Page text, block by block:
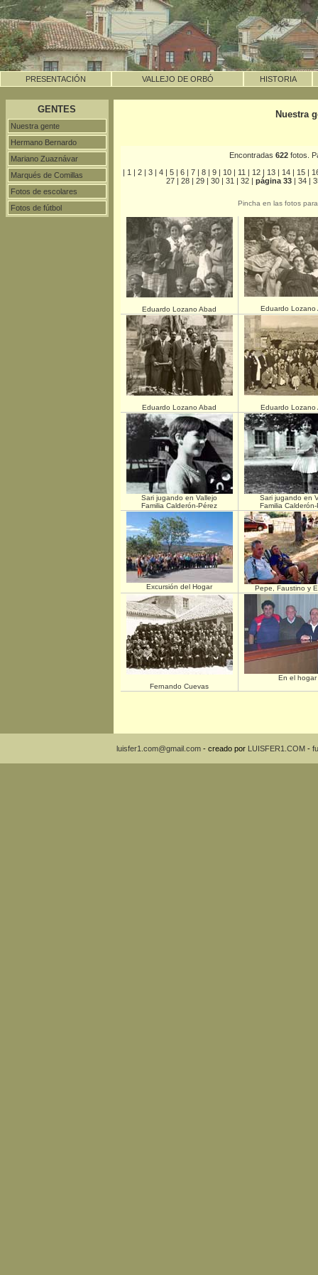
PRESENTACIÓN VALLEJO DE ORBÓ HISTORIA
GENTES
Nuestra gente
Hermano Bernardo
Mariano Zuaznávar
Marqués de Comillas
Fotos de escolares
Fotos de fútbol
Nuestra
Encontradas 622 fotos.
| 1 | 2 | 3 | 4 | 5 | 6 | 7 | 8 | 9 | 10 | 11 | 12 | 13 | 14 | 15 |
27 | 28 | 29 | 30 | 31 | 32 | página 33 | 34 |
Pincha en las fotos
Eduardo Lozano Abad Eduardo Lozano
Eduardo Lozano Abad Eduardo Lozano
Sari jugando en Vallejo
Familia Calderón-Pérez
Sari jugando en
Familia Calderón-
Excursión del Hogar Pepe, Faustino y
Fernando Cuevas
En el hogar
luisfer1.com@gmail.com- creado por LUISFER1.COM-